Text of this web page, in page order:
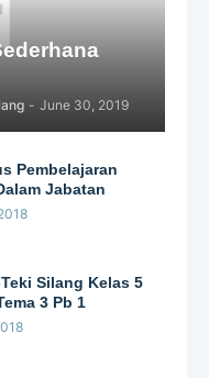
- June 30, 2019
Pembelajaran
Jabatan
Silang Kelas 5
3 Pb 1